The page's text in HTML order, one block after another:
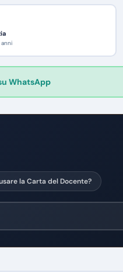
WhatsApp
la Carta del Docente?